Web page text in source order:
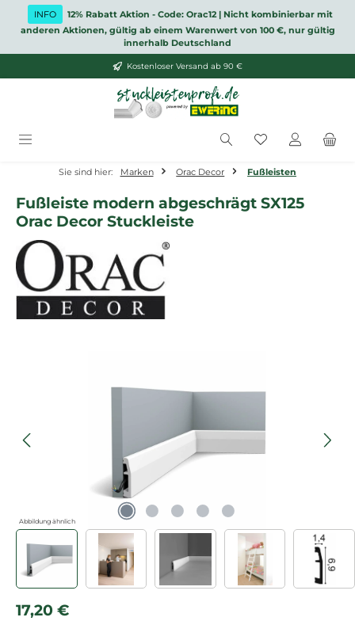
Zum Hauptinhalt springen
INFO
12% Rabatt Aktion - Code: Orac12 | Nicht kombinierbar mit
anderen Aktionen, gültig ab einem Warenwert von 100 €, nur gültig
innerhalb Deutschland
Kostenloser Versand ab 90 €
Du hast 0
Sie sind hier: Marken Orac Decor Fußleisten
Fußleiste modern abgeschrägt SX125
Orac Decor Stuckleiste
Abbildung ähnlich
Regulärer Preis:
17,20 €